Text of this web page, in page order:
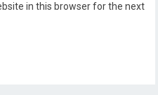
in this browser for the next